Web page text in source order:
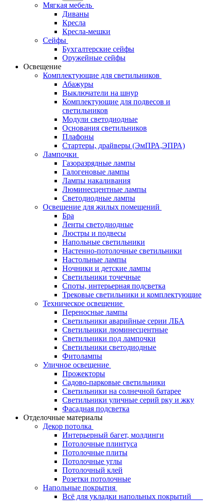
Мягкая мебель
Диваны
Кресла
Кресла-мешки
Сейфы
Бухгалтерские сейфы
Оружейные сейфы
Освещение
Комплектующие для светильников
Абажуры
Выключатели на шнур
Комплектующие для подвесов и
светильников
Модули светодиодные
Основания светильников
Плафоны
Стартеры, драйверы (ЭмПРА,ЭПРА)
Лампочки
Газоразрядные лампы
Галогеновые лампы
Лампы накаливания
Люминесцентные лампы
Светодиодные лампы
Освещение для жилых помещений
Бра
Ленты светодиодные
Люстры и подвесы
Напольные светильники
Настенно-потолочные светильники
Настольные лампы
Ночники и детские лампы
Светильники точечные
Споты, интерьерная подсветка
Трековые светильники и комплектующие
Техническое освещение
Переносные лампы
Светильники аварийные серии ЛБА
Светильники люминесцентные
Светильники под лампочки
Светильники светодиодные
Фитолампы
Уличное освещение
Прожекторы
Садово-парковые светильники
Светильники на солнечной батарее
Светильники уличные серий рку и жку
Фасадная подсветка
Отделочные материалы
Декор потолка
Интерьерный багет, молдинги
Потолочные плинтуса
Потолочные плиты
Потолочные углы
Потолочный клей
Розетки потолочные
Напольные покрытия
Всё для укладки напольных покрытий